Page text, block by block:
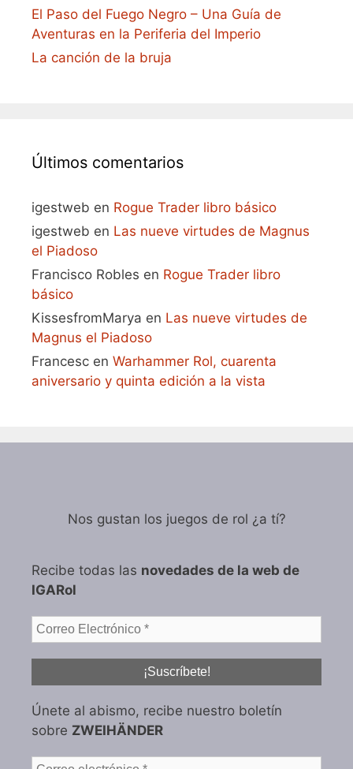
El Paso del Fuego Negro – Una Guía de
Aventuras en la Periferia del Imperio
La canción de la bruja
Últimos comentarios
igestweb en Rogue Trader libro básico
igestweb en Las nueve virtudes de Magnus
el Piadoso
Francisco Robles en Rogue Trader libro
básico
KissesfromMarya en Las nueve virtudes de
Magnus el Piadoso
Francesc en Warhammer Rol, cuarenta
aniversario y quinta edición a la vista
Nos gustan los juegos de rol ¿a tí?
Recibe todas las novedades de la web de
IGARol
Únete al abismo, recibe nuestro boletín
sobre ZWEIHÄNDER